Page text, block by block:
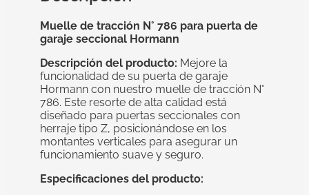
Muelle de tracción N° 786 para puerta de
garaje seccional Hormann
Descripción del producto: Mejore la
funcionalidad de su puerta de garaje
Hormann con nuestro muelle de tracción N°
786. Este resorte de alta calidad está
diseñado para puertas seccionales con
herraje tipo Z, posicionándose en los
montantes verticales para asegurar un
funcionamiento suave y seguro.
Especificaciones del producto: